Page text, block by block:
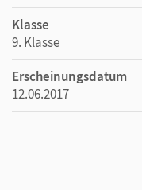
Klasse
9. Klasse
Erscheinungsdatum
12.06.2017